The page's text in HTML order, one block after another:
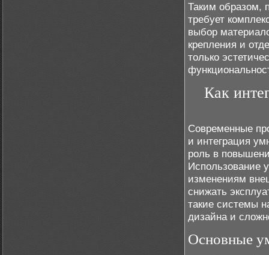
Таким образом,
требует
выбор
крепления и
только
Как
Современные
и интеграция
роль в
Использование
изменениям
снижать
такие системы
дизайна и
Основные